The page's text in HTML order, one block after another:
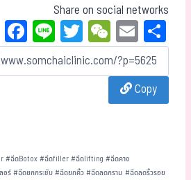
Share on social networks
Fa
ce
bo
Li
ne
T
wi
tt
W
eC
ha
t
E
m
ail
Copy
#ฉีดBotox#ฉีดfiller#ฉีดlifting #ฉีดคาง
อร์#ฉีดยกกระชับ#ฉีดยกคิ้ว #ฉีดลดกราม #ฉีดลดริ้วรอย